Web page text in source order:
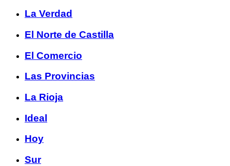
La Verdad
El Norte de Castilla
El Comercio
Las Provincias
La Rioja
Ideal
Hoy
Sur